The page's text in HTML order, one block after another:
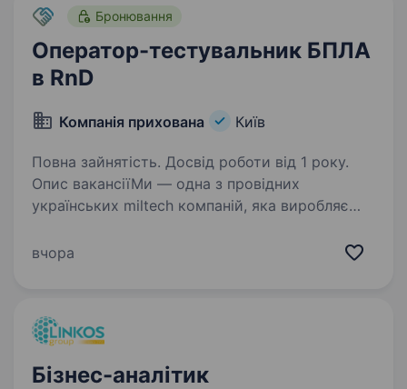
Бронювання
Оператор-тестувальник БПЛА
в RnD
Компанія прихована Київ
Повна зайнятість. Досвід роботи від 1 року.
Опис вакансіїМи — одна з провідних
українських miltech компаній, яка виробляє
отримав найвищі оцінки від військових
вчора
Бізнес-аналітик